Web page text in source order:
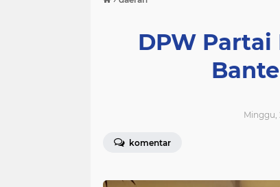
DPW
Minggu,
komentar